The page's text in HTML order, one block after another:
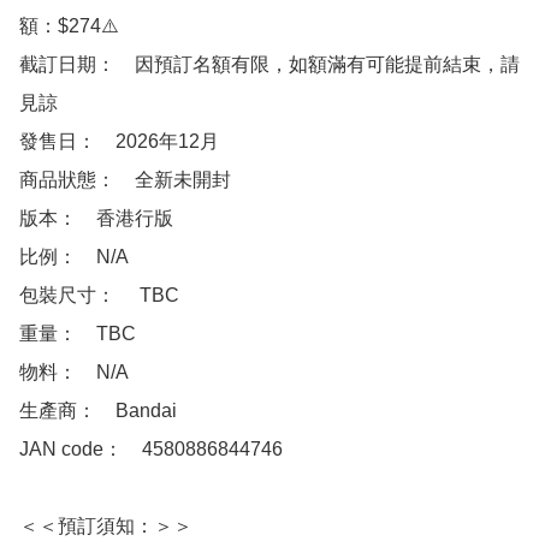
額：$274⚠️
截訂日期：　因預訂名額有限，如額滿有可能提前結束，請
見諒
發售日：　2026年12月
商品狀態：　全新未開封
版本：　香港行版
比例：　N/A
包裝尺寸：　 TBC
重量：　TBC
物料：　N/A
生產商：　Bandai
JAN code：　4580886844746
＜＜預訂須知：＞＞